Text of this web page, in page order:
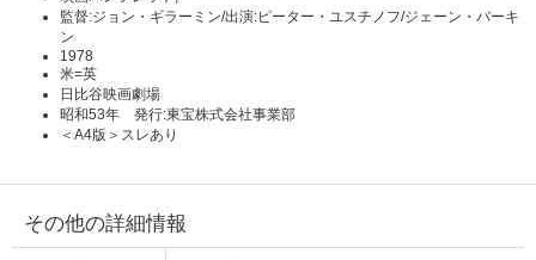
監督:ジョン・ギラーミン/出演:ピーター・ユスチノフ/ジェーン・バーキ
ン
1978
米=英
日比谷映画劇場
昭和53年 発行:東宝株式会社事業部
＜A4版＞スレあり
その他の詳細情報